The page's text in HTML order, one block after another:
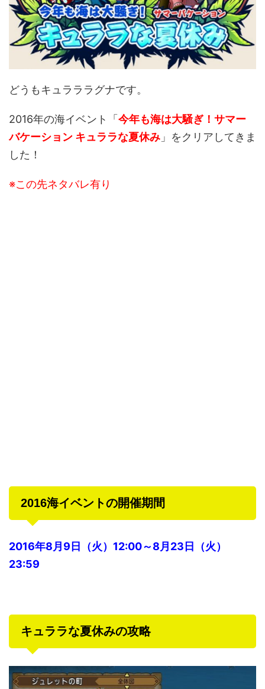
どうもキュラララグナです。
2016年の海イベント「今年も海は大騒ぎ！サマー
バケーション キュララな夏休み 」をクリアしてきま
した！
※この先ネタバレ有り
2016海イベントの開催期間
2016年8月9日（火）12:00～8月23日（火）
23:59
キュララな夏休みの攻略